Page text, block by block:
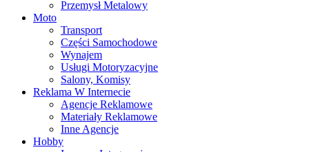
Przemysł Metalowy
Moto
Transport
Części Samochodowe
Wynajem
Usługi Motoryzacyjne
Salony, Komisy
Reklama W Internecie
Agencje Reklamowe
Materiały Reklamowe
Inne Agencje
Hobby